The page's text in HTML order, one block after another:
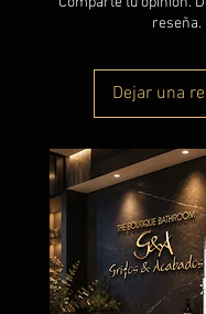
reseña.
Dejar una